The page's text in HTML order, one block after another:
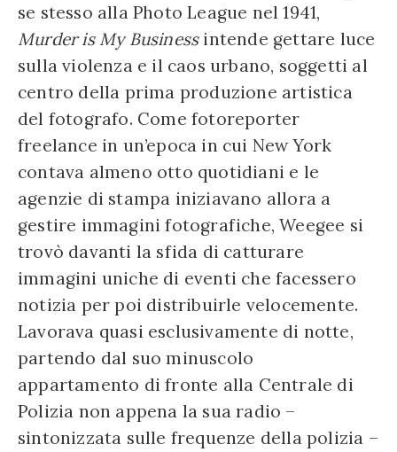
se stesso alla Photo League nel 1941,
Murder is My Businessintende gettare luce
sulla violenza e il caos urbano, soggetti al
centro della prima produzione artistica
del fotografo. Come fotoreporter
freelance in un’epoca in cui New York
contava almeno otto quotidiani e le
agenzie di stampa iniziavano allora a
gestire immagini fotografiche, Weegee si
trovò davanti la sfida di catturare
immagini uniche di eventi che facessero
notizia per poi distribuirle velocemente.
Lavorava quasi esclusivamente di notte,
partendo dal suo minuscolo
appartamento di fronte alla Centrale di
Polizia non appena la sua radio –
sintonizzata sulle frequenze della polizia –